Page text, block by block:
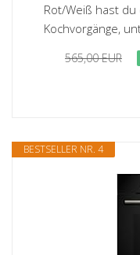
Rot/Weiß hast
Kochvorgänge,
565,00 EUR
BESTSELLER NR. 4